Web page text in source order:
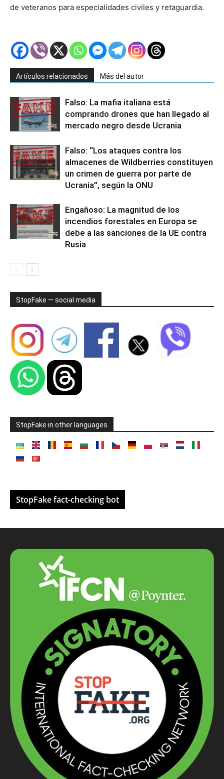
de veteranos para especialidades civiles y retaguardia.
Artículos relacionados Más del autor
Falso: La mafia italiana está
comprando drones que han llegado al
mercado negro desde Ucrania
Falso: “Los ataques contra los
almacenes de Wildberries constituyen
un crimen de guerra por parte de
Ucrania”, según la ONU
Engañoso: La magnitud de los
incendios forestales en Europa se
debe a las sanciones de la UE contra
Rusia
StopFake — social media
StopFake in other languages
StopFake fact-checking bot